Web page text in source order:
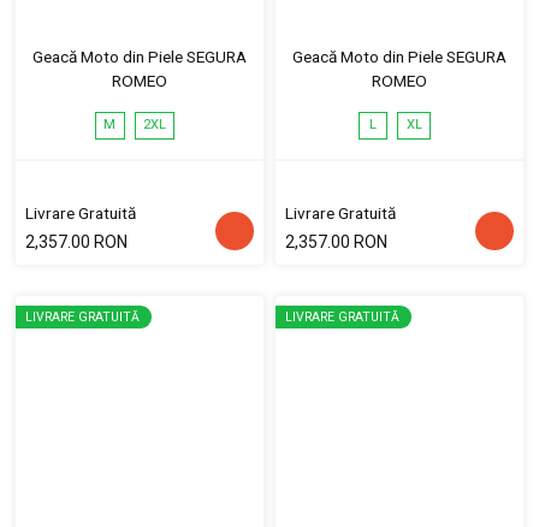
Geacă Moto din Piele SEGURA
ROMEO
M 2XL
Livrare Gratuită
2,357.00 RON
Geacă Moto din Piele SEGURA
ROMEO
L XL
Livrare Gratuită
2,357.00 RON
LIVRARE GRATUITĂ LIVRARE GRATUITĂ